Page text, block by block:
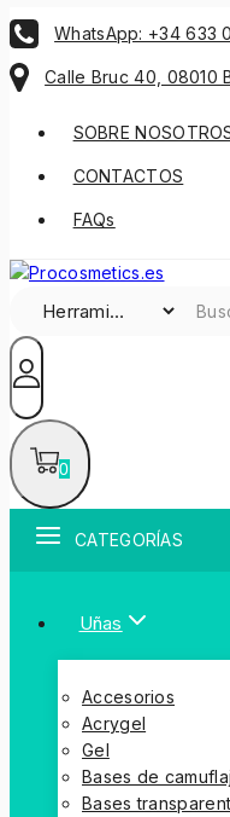
WhatsApp: +34 633
Calle Bruc 40, 08010
SOBRE
CONTACTOS
FAQs
0
CATEGORÍAS
Uñas
Accesorios
Acrygel
Gel
Bases de
Bases